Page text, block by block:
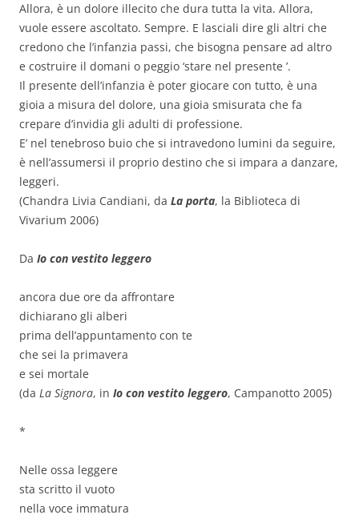
Allora, è un dolore illecito che dura tutta la vita. Allora,
vuole essere ascoltato. Sempre. E lasciali dire gli altri che
credono che l’infanzia passi, che bisogna pensare ad altro
e costruire il domani o peggio ‘stare nel presente ’.
Il presente dell’infanzia è poter giocare con tutto, è una
gioia a misura del dolore, una gioia smisurata che fa
crepare d’invidia gli adulti di professione.
E’ nel tenebroso buio che si intravedono lumini da seguire,
è nell’assumersi il proprio destino che si impara a danzare,
leggeri.
(Chandra Livia Candiani, da La porta, la Biblioteca di
Vivarium 2006)
Da Io con vestito leggero
ancora due ore da affrontare
dichiarano gli alberi
prima dell’appuntamento con te
che sei la primavera
e sei mortale
(da La Signora, in Io con vestito leggero, Campanotto 2005)
*
Nelle ossa leggere
sta scritto il vuoto
nella voce immatura